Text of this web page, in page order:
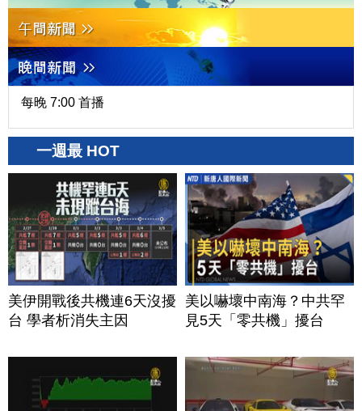
每晚 7:00 首播
一週最 HOT
美伊開戰後共機連6天沒擾
台 學者析消失主因
美以嚇壞中南海？中共罕
見5天「零共機」擾台